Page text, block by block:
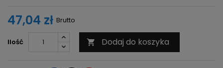
47,04 zł Brutto
Ilość  Dodaj do koszyka